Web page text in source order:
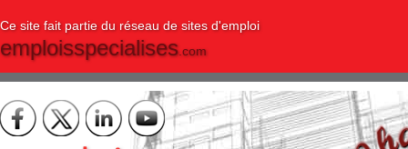
Ce site fait partie du réseau de sites d'emploi
emploisspecialises.com